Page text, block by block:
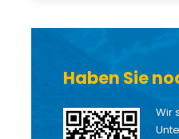
Haben Sie
Wir